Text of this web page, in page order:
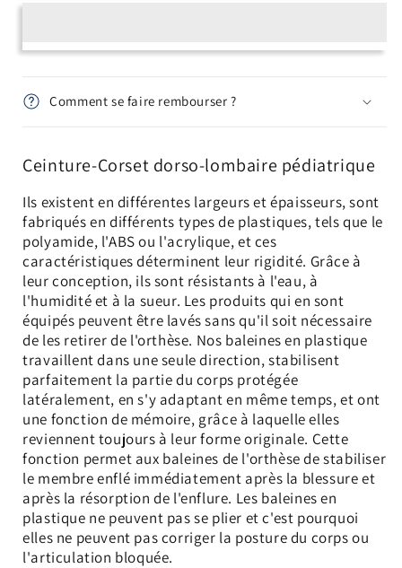
lombaire
rappel
anti-
pédiatrique
lombaire
rappel
anti-
pédiatrique
Comment se faire rembourser ?
Ceinture-Corset dorso-lombaire pédiatrique
Ils existent en différentes largeurs et épaisseurs, sont
fabriqués en différents types de plastiques, tels que le
polyamide, l'ABS ou l'acrylique, et ces
caractéristiques déterminent leur rigidité. Grâce à
leur conception, ils sont résistants à l'eau, à
l'humidité et à la sueur. Les produits qui en sont
équipés peuvent être lavés sans qu'il soit nécessaire
de les retirer de l'orthèse. Nos baleines en plastique
travaillent dans une seule direction, stabilisent
parfaitement la partie du corps protégée
latéralement, en s'y adaptant en même temps, et ont
une fonction de mémoire, grâce à laquelle elles
reviennent toujours à leur forme originale. Cette
fonction permet aux baleines de l'orthèse de stabiliser
le membre enflé immédiatement après la blessure et
après la résorption de l'enflure. Les baleines en
plastique ne peuvent pas se plier et c'est pourquoi
elles ne peuvent pas corriger la posture du corps ou
l'articulation bloquée.